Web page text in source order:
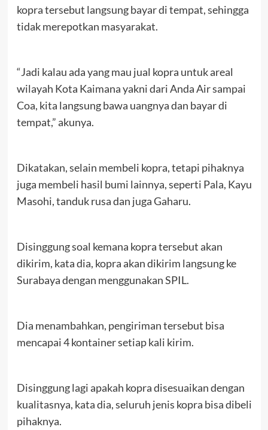
kopra tersebut langsung bayar di tempat, sehingga
tidak merepotkan masyarakat.
“Jadi kalau ada yang mau jual kopra untuk areal
wilayah Kota Kaimana yakni dari Anda Air sampai
Coa, kita langsung bawa uangnya dan bayar di
tempat,” akunya.
Dikatakan, selain membeli kopra, tetapi pihaknya
juga membeli hasil bumi lainnya, seperti Pala, Kayu
Masohi, tanduk rusa dan juga Gaharu.
Disinggung soal kemana kopra tersebut akan
dikirim, kata dia, kopra akan dikirim langsung ke
Surabaya dengan menggunakan SPIL.
Dia menambahkan, pengiriman tersebut bisa
mencapai 4 kontainer setiap kali kirim.
Disinggung lagi apakah kopra disesuaikan dengan
kualitasnya, kata dia, seluruh jenis kopra bisa dibeli
pihaknya.